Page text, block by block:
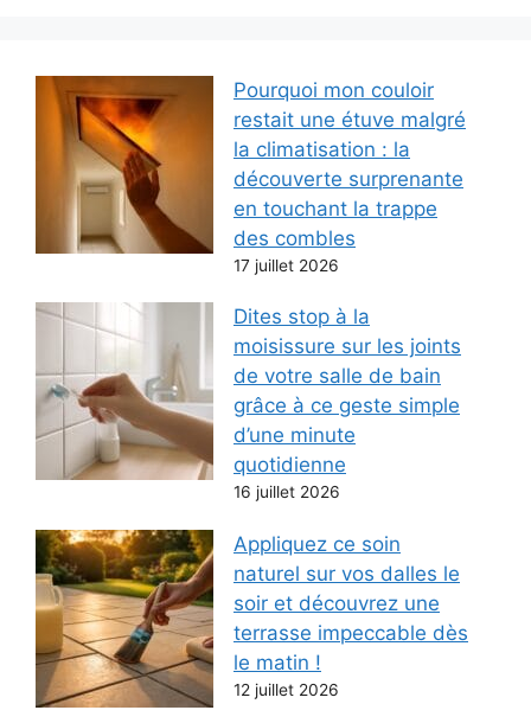
Pourquoi mon couloir
restait une étuve malgré
la climatisation : la
découverte surprenante
en touchant la trappe
des combles
17 juillet 2026
Dites stop à la
moisissure sur les joints
de votre salle de bain
grâce à ce geste simple
d’une minute
quotidienne
16 juillet 2026
Appliquez ce soin
naturel sur vos dalles le
soir et découvrez une
terrasse impeccable dès
le matin !
12 juillet 2026